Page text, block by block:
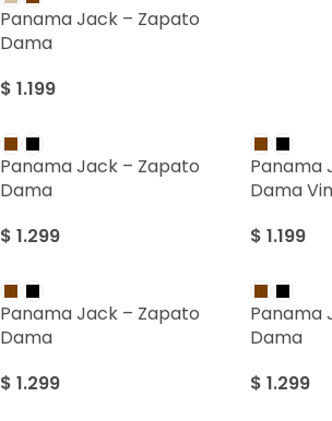
Panama Jack – Zapato
Dama
$ 1.199
Panama Jack – Zapato
Dama
$ 1.299
Panama
Dama
$ 1.199
Panama Jack – Zapato
Dama
$ 1.299
Panama
Dama
$ 1.299